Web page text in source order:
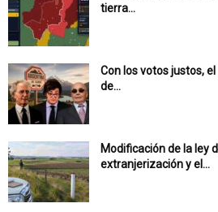
tierra...
Con los votos justos,
de...
Modificación de la ley
extranjerización y el...